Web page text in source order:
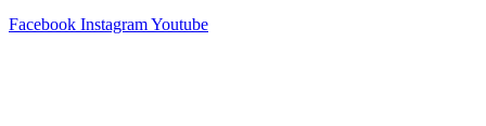
Facebook InstagramYoutube